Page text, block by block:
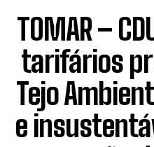
TOMAR –
tarifários
Tejo
e